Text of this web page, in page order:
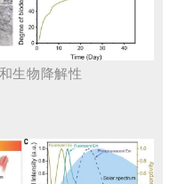
生物降解性